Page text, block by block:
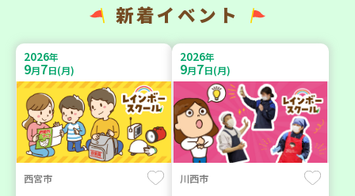
新着イベント
2026年
9月7日(月)
西宮市
2026年
9月7日(月)
川西市